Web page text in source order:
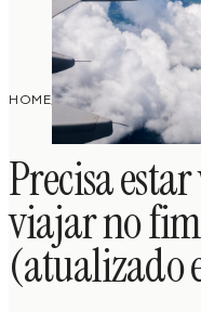
HOME/PLANEJAMENTO
DE VIAGEM
/ DE
Precisa
viajar no
(atualizado